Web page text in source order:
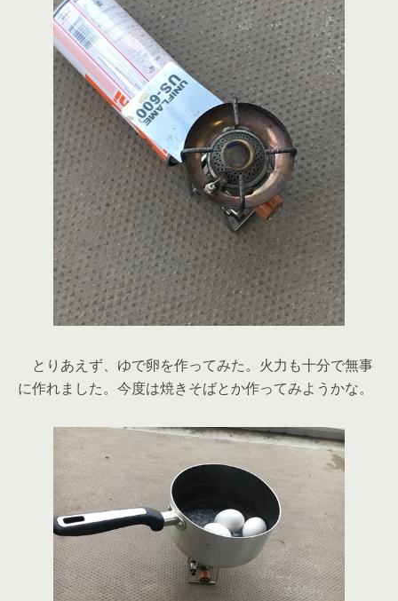
とりあえず、ゆで卵を作ってみた。火力も十分で無事
に作れました。今度は焼きそばとか作ってみようかな。